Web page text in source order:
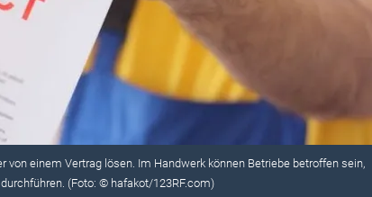
einem Vertrag lösen. Im Handwerk können Betriebe betroffen sein,
(Foto: © hafakot/123RF.com)